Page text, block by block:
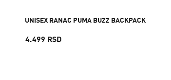
UNISEX RANAC PUMA BUZZ BACKPACK
4.499 RSD